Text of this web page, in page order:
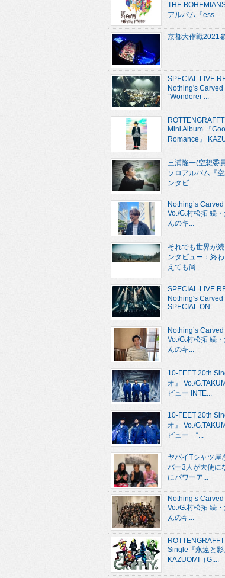
THE
アルバム『ess...
京都大作戦2021
SPECIAL LIVE
Nothing's Carved
“Wonderer ...
Mini Album 『
Romance』
三浦隆一(空想委
ソロアルバム『
ンタビ...
Nothing’s
Vo./G.村松拓 続
んのキ...
それでも世界が
ンタビュー：終
えても尚...
SPECIAL LIVE
Nothing's Carved
SPECIAL ON...
Nothing’s
Vo./G.村松拓 続
んのキ...
10-FEET 20th
オ』 Vo./
ビュー INTE...
10-FEET 20th
オ』 Vo./
ビュー “...
ヤバイTシャツ屋
バー3人が大使に
にパワーア...
Nothing’s
Vo./G.村松拓 続
んのキ...
Single『永遠と影
KAZUOMI（G....